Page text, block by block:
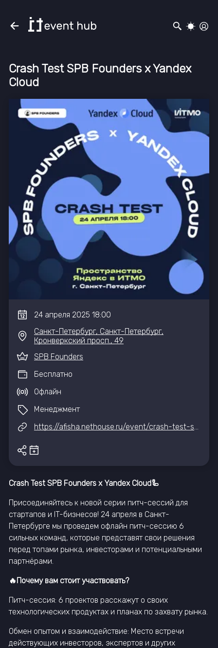
Crash Test SPB Founders x Yandex
Cloud
24 апреля 2025 18:00
Санкт-Петербург, Санкт-Петербург,
Кронверкский просп., 49
SPB Founders
Бесплатно
Офлайн
Менеджмент
https://afisha.nethouse.ru/event/crash-test-spb-founders-x-yandex-cloud
Crash Test SPB Founders x Yandex Cloud🦾
Присоединяйтесь к новой серии питч-сессий для
стартапов и IT-бизнесов! 24 апреля в Санкт-
Петербурге мы проведем офлайн питч-сессию 6
сильных команд, которые представят свои решения
перед топами рынка, инвесторами и потенциальными
партнёрами.
🔥Почему вам стоит участвовать?
Питч-сессия: 6 проектов расскажут о своих
технологических продуктах и планах по захвату рынка.
Обмен опытом и взаимодействие: Место встречи
действующих инвесторов, экспертов и других